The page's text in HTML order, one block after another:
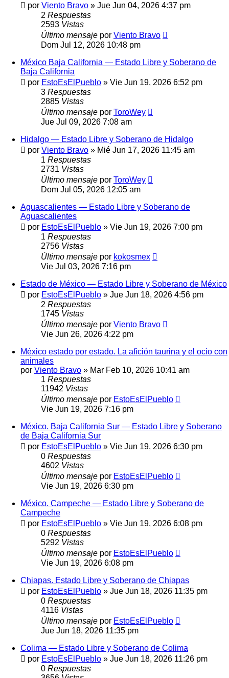
por Viento Bravo » Jue Jun 04, 2026 4:37 pm
2 Respuestas
2593 Vistas
Último mensaje por Viento Bravo
Dom Jul 12, 2026 10:48 pm
México Baja California — Estado Libre y Soberano de
Baja California
por EstoEsElPueblo » Vie Jun 19, 2026 6:52 pm
3 Respuestas
2885 Vistas
Último mensaje por ToroWey
Jue Jul 09, 2026 7:08 am
Hidalgo — Estado Libre y Soberano de Hidalgo
por Viento Bravo » Mié Jun 17, 2026 11:45 am
1 Respuestas
2731 Vistas
Último mensaje por ToroWey
Dom Jul 05, 2026 12:05 am
Aguascalientes — Estado Libre y Soberano de
Aguascalientes
por EstoEsElPueblo » Vie Jun 19, 2026 7:00 pm
1 Respuestas
2756 Vistas
Último mensaje por kokosmex
Vie Jul 03, 2026 7:16 pm
Estado de México — Estado Libre y Soberano de México
por EstoEsElPueblo » Jue Jun 18, 2026 4:56 pm
2 Respuestas
1745 Vistas
Último mensaje por Viento Bravo
Vie Jun 26, 2026 4:22 pm
México estado por estado. La afición taurina y el ocio con
animales
por Viento Bravo » Mar Feb 10, 2026 10:41 am
1 Respuestas
11942 Vistas
Último mensaje por EstoEsElPueblo
Vie Jun 19, 2026 7:16 pm
México. Baja California Sur — Estado Libre y Soberano
de Baja California Sur
por EstoEsElPueblo » Vie Jun 19, 2026 6:30 pm
0 Respuestas
4602 Vistas
Último mensaje por EstoEsElPueblo
Vie Jun 19, 2026 6:30 pm
México. Campeche — Estado Libre y Soberano de
Campeche
por EstoEsElPueblo » Vie Jun 19, 2026 6:08 pm
0 Respuestas
5292 Vistas
Último mensaje por EstoEsElPueblo
Vie Jun 19, 2026 6:08 pm
Chiapas. Estado Libre y Soberano de Chiapas
por EstoEsElPueblo » Jue Jun 18, 2026 11:35 pm
0 Respuestas
4116 Vistas
Último mensaje por EstoEsElPueblo
Jue Jun 18, 2026 11:35 pm
Colima — Estado Libre y Soberano de Colima
por EstoEsElPueblo » Jue Jun 18, 2026 11:26 pm
0 Respuestas